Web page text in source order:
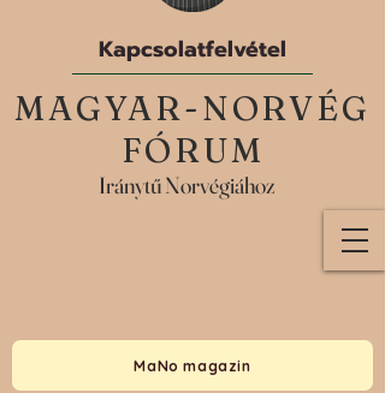
MAGYAR-NORVÉG
FÓRUM
Iránytű Norvégiához
MaNo magazin
Kapcsolatfelvétel